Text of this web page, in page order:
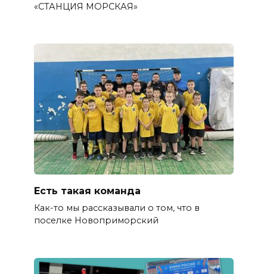
«СТАНЦИЯ МОРСКАЯ»
Есть такая команда
Как-то мы рассказывали о том, что в
поселке Новоприморский